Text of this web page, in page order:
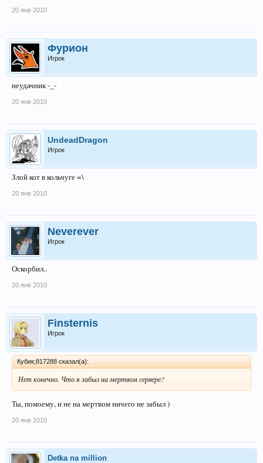
20 янв 2010
Фурион
Игрок
неудачник -_-
20 янв 2010
UndeadDragon
Игрок
Злой кот в кольчуге =\
20 янв 2010
Neverever
Игрок
Оскорбил..
20 янв 2010
Finsternis
Игрок
Кубик;817288 сказал(а):
Нет конечно. Что я забыл на мертвом сервере?
Ты, помоему, и не на мертвом ничего не забыл )
20 янв 2010
Detka na million